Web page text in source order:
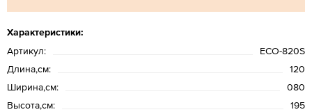
Характеристики:
Артикул:
ECO-820S
Длина,см:
120
Ширина,см:
080
Высота,см:
195